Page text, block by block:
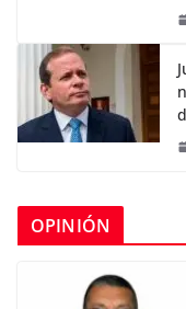
OPINIÓN